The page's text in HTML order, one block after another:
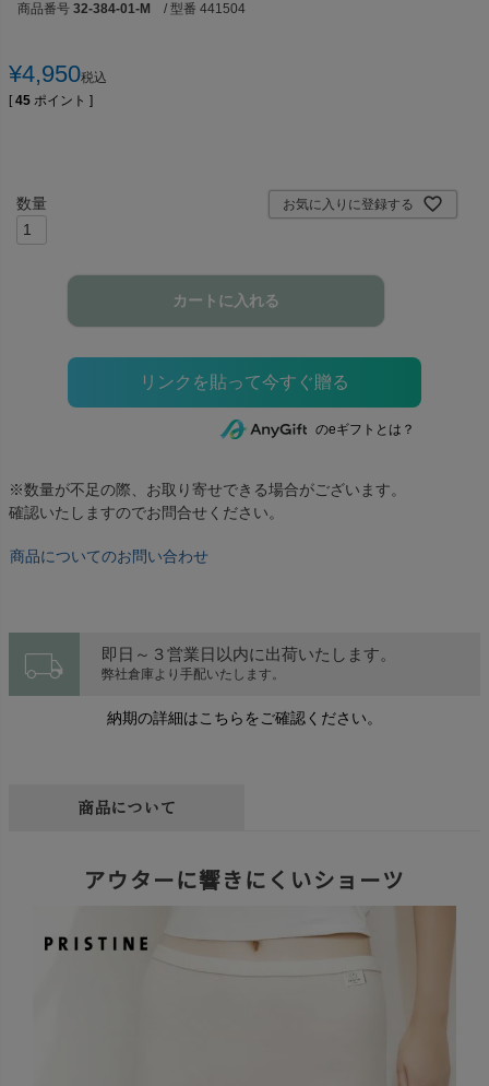
商品番号 32-384-01-M / 型番 441504
¥4,950税込
[ 45 ポイント ]
お気に入りに登録する
カートに入れる
のeギフトとは？
※数量が不足の際、お取り寄せできる場合がございます。
確認いたしますのでお問合せください。
商品についてのお問い合わせ
local_shipping 即日～３営業日以内に出荷いたします。
弊社倉庫より手配いたします。
納期の詳細はこちらをご確認ください。
商品について
アウターに響きにくいショーツ